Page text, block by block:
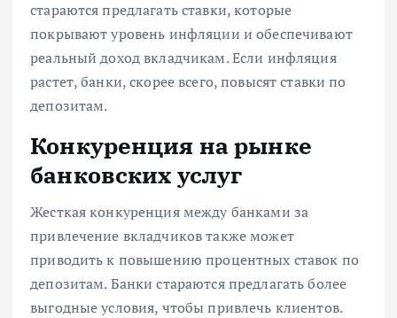
стараются предлагать ставки, которые
покрывают уровень инфляции и обеспечивают
реальный доход вкладчикам. Если инфляция
растет, банки, скорее всего, повысят ставки по
депозитам.
Конкуренция на рынке
банковских услуг
Жесткая конкуренция между банками за
привлечение вкладчиков также может
приводить к повышению процентных ставок по
депозитам. Банки стараются предлагать более
выгодные условия, чтобы привлечь клиентов.